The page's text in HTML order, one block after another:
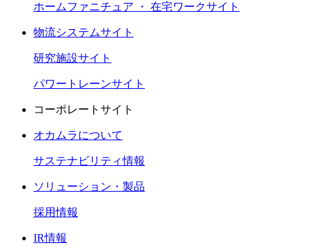
ホームファニチュア ・ 在宅ワークサイト
物流システムサイト
研究施設サイト
パワートレーンサイト
コーポレートサイト
オカムラについて
サステナビリティ情報
ソリューション・製品
採用情報
IR情報